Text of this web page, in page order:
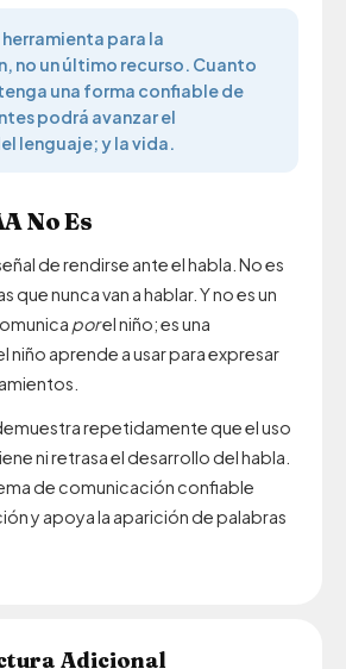
herramienta para la
no un último recurso. Cuanto
una forma confiable de
podrá avanzar el
lenguaje; y la vida.
No Es
de rendirse ante el habla. No es
que nunca van a hablar. Y no es un
porel niño; es una
niño aprende a usar para expresar
repetidamente que el uso
ni retrasa el desarrollo del habla.
de comunicación confiable
y apoya la aparición de palabras
Adicional